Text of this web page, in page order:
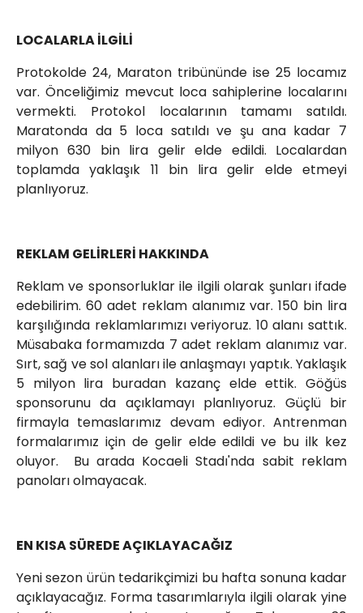
LOCALARLA İLGİLİ
Protokolde 24, Maraton tribününde ise 25 locamız
var. Önceliğimiz mevcut loca sahiplerine localarını
vermekti. Protokol localarının tamamı satıldı.
Maratonda da 5 loca satıldı ve şu ana kadar 7
milyon 630 bin lira gelir elde edildi. Localardan
toplamda yaklaşık 11 bin lira gelir elde etmeyi
planlıyoruz.
REKLAM GELİRLERİ HAKKINDA
Reklam ve sponsorluklar ile ilgili olarak şunları ifade
edebilirim. 60 adet reklam alanımız var. 150 bin lira
karşılığında reklamlarımızı veriyoruz. 10 alanı sattık.
Müsabaka formamızda 7 adet reklam alanımız var.
Sırt, sağ ve sol alanları ile anlaşmayı yaptık. Yaklaşık
5 milyon lira buradan kazanç elde ettik. Göğüs
sponsorunu da açıklamayı planlıyoruz. Güçlü bir
firmayla temaslarımız devam ediyor. Antrenman
formalarımız için de gelir elde edildi ve bu ilk kez
oluyor. Bu arada Kocaeli Stadı'nda sabit reklam
panoları olmayacak.
EN KISA SÜREDE AÇIKLAYACAĞIZ
Yeni sezon ürün tedarikçimizi bu hafta sonuna kadar
açıklayacağız. Forma tasarımlarıyla ilgili olarak yine